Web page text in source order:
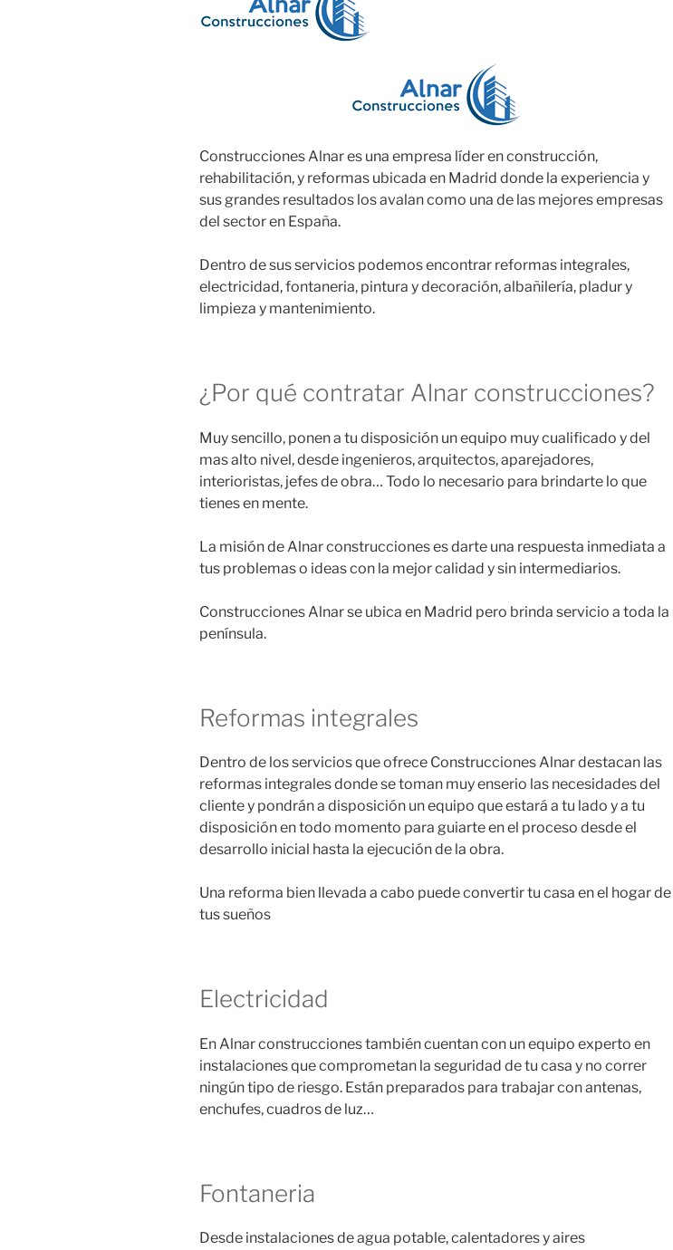
Construcciones Alnar es una empresa líder en construcción,
rehabilitación, y reformas ubicada en Madrid donde la experiencia y
sus grandes resultados los avalan como una de las mejores empresas
del sector en España.
Dentro de sus servicios podemos encontrar reformas integrales,
electricidad, fontaneria, pintura y decoración, albañilería, pladur y
limpieza y mantenimiento.
¿Por qué contratar Alnar construcciones?
Muy sencillo, ponen a tu disposición un equipo muy cualificado y del
mas alto nivel, desde ingenieros, arquitectos, aparejadores,
interioristas, jefes de obra… Todo lo necesario para brindarte lo que
tienes en mente.
La misión de Alnar construcciones es darte una respuesta inmediata a
tus problemas o ideas con la mejor calidad y sin intermediarios.
Construcciones Alnar se ubica en Madrid pero brinda servicio a toda la
península.
Reformas integrales
Dentro de los servicios que ofrece Construcciones Alnar destacan las
reformas integrales donde se toman muy enserio las necesidades del
cliente y pondrán a disposición un equipo que estará a tu lado y a tu
disposición en todo momento para guiarte en el proceso desde el
desarrollo inicial hasta la ejecución de la obra.
Una reforma bien llevada a cabo puede convertir tu casa en el hogar de
tus sueños
Electricidad
En Alnar construcciones también cuentan con un equipo experto en
instalaciones que comprometan la seguridad de tu casa y no correr
ningún tipo de riesgo. Están preparados para trabajar con antenas,
enchufes, cuadros de luz…
Fontaneria
Desde instalaciones de agua potable, calentadores y aires